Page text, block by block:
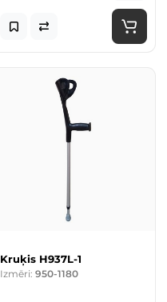
Kruķis H937L-1
Izmēri: 950-1180